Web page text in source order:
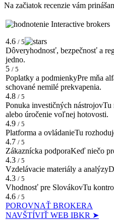
Na začiatok recenzie vám
4.6 / 5
Dôveryhodnosť, bezpečnosť a
jedno.
5 / 5
Poplatky a podmienkyPre mňa
schované nemilé prekvapenia.
4.8 / 5
Ponuka investičných nástrojovTu
alebo úročenie voľnej hotovosti.
4.9 / 5
Platforma a ovládanieTu
4.7 / 5
Zákaznícka podporaKeď niečo
4.3 / 5
Vzdelávacie materiály a analýzy
4.3 / 5
Vhodnosť pre SlovákovTu
4.6 / 5
POROVNAŤ BROKERA
NAVŠTÍVIŤ WEB IBKR ➤